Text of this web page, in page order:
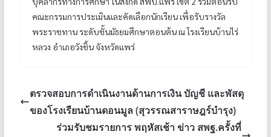
คณะกรรมการประเมินและคัดเลือกนักเรียน เพื่อรับรางวัล
พระราชทาน ระดับชั้นมัธยมศึกษาตอนต้น ณ โรงเรียนบ้านไร่
หลวง อำเภอวังชิ้น จังหวัดแพร่
ตรวจสอบการดำเนินงานด้านการเงิน บัญชี และพัสดุ
ของโรงเรียนบ้านดอนมูล (สุวรรณสาราษฎร์บํารุง)
ร่วมรับชมรายการ พฤหัสเช้า ข่าว สพฐ.ครั้งที่